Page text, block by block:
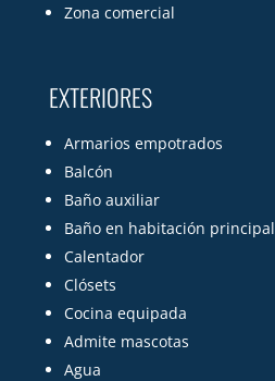
Zona comercial
EXTERIORES
Armarios empotrados
Balcón
Baño auxiliar
Baño en habitación principal
Calentador
Clósets
Cocina equipada
Admite mascotas
Agua